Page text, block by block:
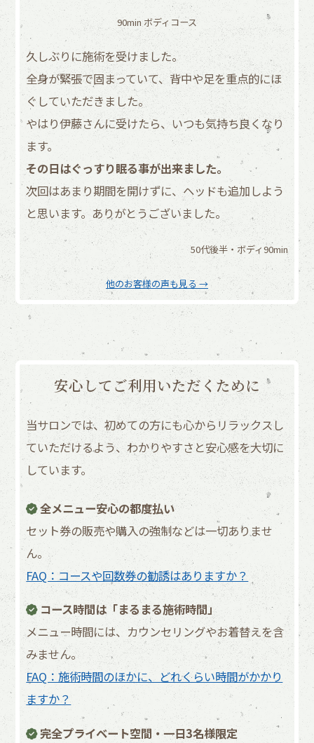
90min ボディコース
久しぶりに施術を受けました。
全身が緊張で固まっていて、背中や足を重点的にほ
ぐしていただきました。
やはり伊藤さんに受けたら、いつも気持ち良くなり
ます。
その日はぐっすり眠る事が出来ました。
次回はあまり期間を開けずに、ヘッドも追加しよう
と思います。ありがとうございました。
50代後半・ボディ90min
他のお客様の声も見る →
安心してご利用いただくために
当サロンでは、初めての方にも心からリラックスし
ていただけるよう、わかりやすさと安心感を大切に
しています。
全メニュー安心の都度払い
セット券の販売や購入の強制などは一切ありませ
ん。
FAQ：コースや回数券の勧誘はありますか？
コース時間は「まるまる施術時間」
メニュー時間には、カウンセリングやお着替えを含
みません。
FAQ：施術時間のほかに、どれくらい時間がかかり
ますか？
完全プライベート空間・一日3名様限定